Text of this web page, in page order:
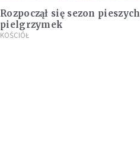
Rozpoczął się sezon pieszych
pielgrzymek
KOŚCIÓŁ